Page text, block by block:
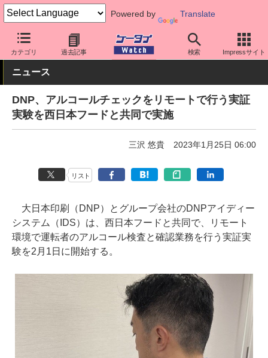
Powered by Translate
カテゴリ 過去記事 検索 Impressサイト
ケータイ Watch アプリ・サービス その他
ニュース
DNP、アルコールチェックをリモートで行う実証
実験を西日本フードと共同で実施
三沢 悠貴 2023年1月25日 06:00
リスト
大日本印刷（DNP）とグループ会社のDNPアイディー
システム（IDS）は、西日本フードと共同で、リモート
環境で運転者のアルコール検査と確認業務を行う実証実
験を2月1日に開始する。